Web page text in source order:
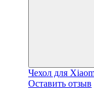
Чехол для
Оставить отзыв